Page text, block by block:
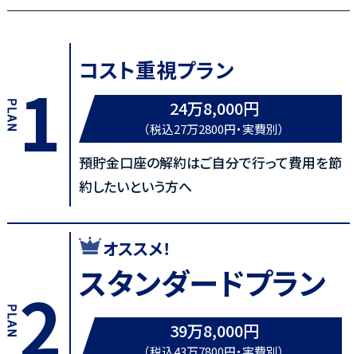
1 コスト重視プラン
24万8,000円
（税込27万2800円・実費別）
預貯金口座の解約はご自分で行って費用を節
約したいという方へ
2
オススメ！
スタンダードプラン
39万8,000円